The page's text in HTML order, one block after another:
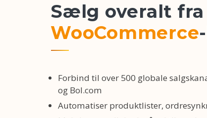
Sælg overalt
WooCommerce
Forbind til over 500 globale
og Bol.com
Automatiser produktlister,